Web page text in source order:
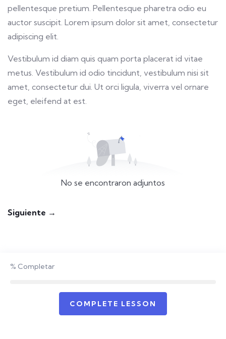
pellentesque pretium. Pellentesque pharetra odio eu
auctor suscipit. Lorem ipsum dolor sit amet, consectetur
adipiscing elit.
Vestibulum id diam quis quam porta placerat id vitae
metus. Vestibulum id odio tincidunt, vestibulum nisi sit
amet, consectetur dui. Ut orci ligula, viverra vel ornare
eget, eleifend at est.
No se encontraron adjuntos
Siguiente →
% Completar
COMPLETE LESSON